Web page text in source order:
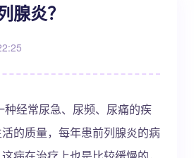
腺炎？
经常尿急、尿频、尿痛的疾
的质量，每年患前列腺炎的病